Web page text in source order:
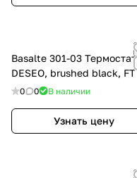
Basalte 301-03 Термостат
DESEO, brushed black, FT
0 0 В наличии
Узнать цену